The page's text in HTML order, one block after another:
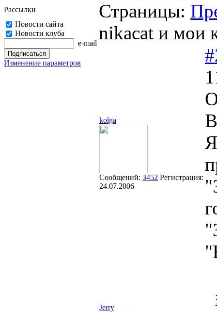
Рассылки
Новости сайта
Новости клуба
e-mail
Изменение параметров
Страницы:
nikacat и мои
kolga
Сообщений: 3452 Регистрация:
24.07.2006
Jerry